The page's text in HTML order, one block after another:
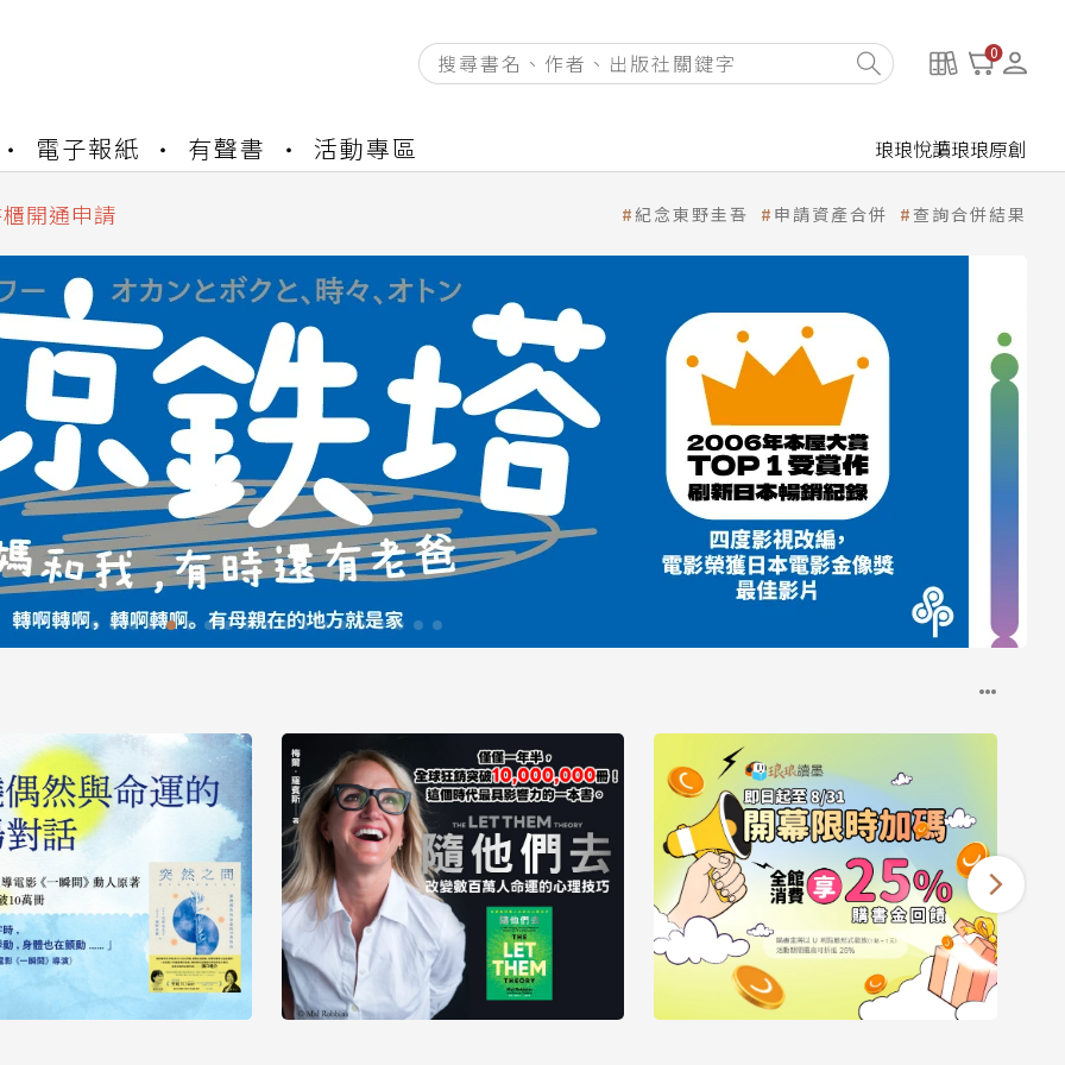
0
電子報紙 有聲書 活動專區 琅琅悅讀琅琅原創
合併結果查詢
站同步暫停部分閱讀服務
開通申請
產合併申請圖文教學
合併結果查詢
站同步暫停部分閱讀服務
紀念東野圭吾 申請資產合併 查詢合併結果